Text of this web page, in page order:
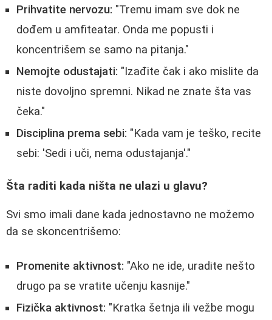
Prihvatite nervozu: "Tremu imam sve dok ne
dođem u amfiteatar. Onda me popusti i
koncentrišem se samo na pitanja."
Nemojte odustajati: "Izađite čak i ako mislite da
niste dovoljno spremni. Nikad ne znate šta vas
čeka."
Disciplina prema sebi: "Kada vam je teško, recite
sebi: 'Sedi i uči, nema odustajanja'."
Šta raditi kada ništa ne ulazi u glavu?
Svi smo imali dane kada jednostavno ne možemo
da se skoncentrišemo:
Promenite aktivnost: "Ako ne ide, uradite nešto
drugo pa se vratite učenju kasnije."
Fizička aktivnost: "Kratka šetnja ili vežbe mogu